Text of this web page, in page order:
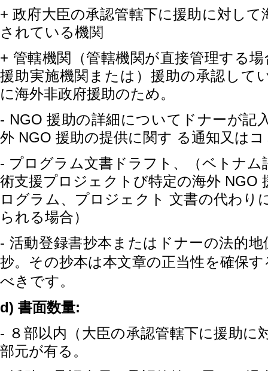
+政府大臣の承認管轄下に援助に対して
されている機関
+ 管轄機関（管轄機関が直接管理する
援助実施機関 または ） 援助の承認して
に海外非政府援助のため。
- NGO援助の詳細についてドナーが記
外 NGO 援助の提供に関す る通知又は
- プログラム文書ドラフト、
（ベトナ
術支援プロジェクト び特定の海外 NGO
ログラム、プロジェクト 文書の代わり
られる場合）
- 活動登録書抄本またはドナーの法的
抄。その抄本は本文章の正当性を確保
べきです。
d) 書面数量:
- ８部以内（大臣の承認管轄下に援助に
部元が有る。